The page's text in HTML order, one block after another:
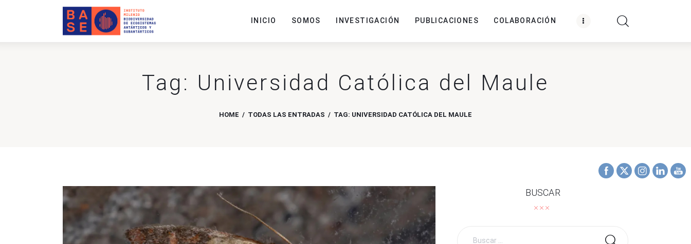
INICIO SOMOS INVESTIGACIÓN PUBLICACIONES COLABORACIÓN
Tag: Universidad Católica del Maule
HOME TODAS LAS ENTRADAS TAG: UNIVERSIDAD CATÓLICA DEL MAULE
BUSCAR